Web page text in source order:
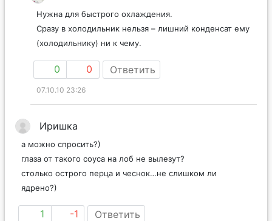
Нужна для быстрого охлаждения.
Сразу в холодильник нельзя – лишний конденсат ему
(холодильнику) ни к чему.
0 0 Ответить
07.10.10 23:26
Иришка
а можно спросить?)
глаза от такого соуса на лоб не вылезут?
столько острого перца и чеснок…не слишком ли
ядрено?)
1 -1 Ответить